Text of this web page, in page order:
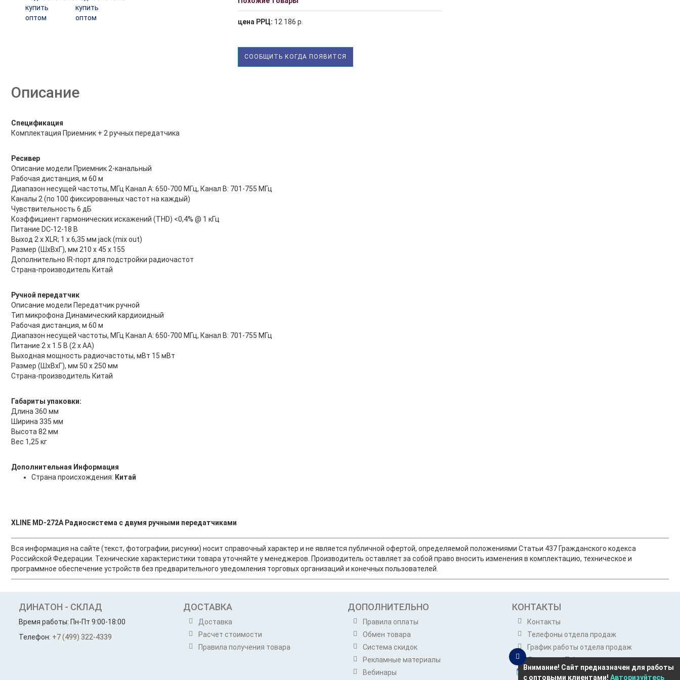
цена РРЦ: 12 186 р.
СООБЩИТЬ КОГДА ПОЯВИТСЯ
Описание
Спецификация
Комплектация Приемник + 2 ручных передатчика
Ресивер
Описание модели Приемник 2-канальный
Рабочая дистанция, м 60 м
Диапазон несущей частоты, МГц Канал A: 650-700 МГц, Канал B: 701-755 МГц
Каналы 2 (по 100 фиксированных частот на каждый)
Чувствительность 6 дБ
Коэффициент гармонических искажений (THD) <0,4% @ 1 кГц
Питание DC-12-18 В
Выход 2 х XLR; 1 х 6,35 мм jack (mix out)
Размер (ШхВхГ), мм 210 х 45 х 155
Дополнительно IR-порт для подстройки радиочастот
Страна-производитель Китай
Ручной передатчик
Описание модели Передатчик ручной
Тип микрофона Динамический кардиоидный
Рабочая дистанция, м 60 м
Диапазон несущей частоты, МГц Канал A: 650-700 МГц, Канал B: 701-755 МГц
Питание 2 х 1.5 В (2 х АА)
Выходная мощность радиочастоты, мВт 15 мВт
Размер (ШхВхГ), мм 50 х 250 мм
Страна-производитель Китай
Габариты упаковки:
Длина 360 мм
Ширина 335 мм
Высота 82 мм
Вес 1,25 кг
Дополнительная Информация
Страна происхождения: Китай
XLINE MD-272A Радиосистема c двумя ручными передатчиками
Вся информация на сайте (текст, фотографии, рисунки) носит справочный характер и не является публичной офертой, определяемой положениями Статьи 437 Гражданского кодекса
Российской Федерации. Технические характеристики товара уточняйте у менеджеров. Производитель оставляет за собой право вносить изменения в комплектацию, техническое и
программное обеспечение устройств без предварительного уведомления торговых организаций и конечных пользователей.
ДИНАТОН - СКЛАД
Время работы: Пн-Пт 9:00-18:00
Телефон: +7 (499) 322-4339
ДОСТАВКА
Доставка
Расчет стоимости
Правила получения товара
ДОПОЛНИТЕЛЬНО
Правила оплаты
Обмен товара
Система скидок
Рекламные материалы
Вебинары
КОНТАКТЫ
Контакты
Телефоны отдела продаж
График работы отдела продаж
Динатон в Telegram
Динатон в Max
Внимание! Сайт предназначен для работы
с оптовыми клиентами! Авторизуйтесь